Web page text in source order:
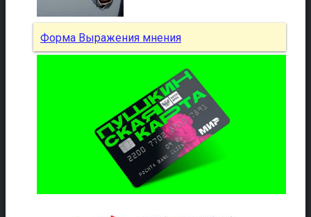
Форма Выражения мнения